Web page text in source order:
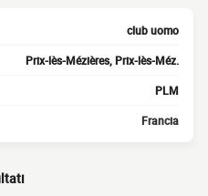
club uomo
Prix-lès-Mézières, Prix-lès-Méz.
PLM
Francia